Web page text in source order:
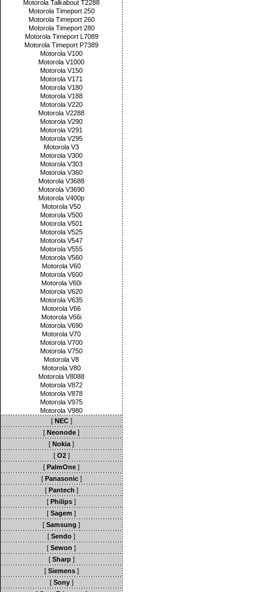
Motorola Talkabout T2288
Motorola Timeport 250
Motorola Timeport 260
Motorola Timeport 280
Motorola Timeport L7089
Motorola Timeport P7389
Motorola V100
Motorola V1000
Motorola V150
Motorola V171
Motorola V180
Motorola V188
Motorola V220
Motorola V2288
Motorola V290
Motorola V291
Motorola V295
Motorola V3
Motorola V300
Motorola V303
Motorola V360
Motorola V3688
Motorola V3690
Motorola V400p
Motorola V50
Motorola V500
Motorola V501
Motorola V525
Motorola V547
Motorola V555
Motorola V560
Motorola V60
Motorola V600
Motorola V60i
Motorola V620
Motorola V635
Motorola V66
Motorola V66i
Motorola V690
Motorola V70
Motorola V700
Motorola V750
Motorola V8
Motorola V80
Motorola V8088
Motorola V872
Motorola V878
Motorola V975
Motorola V980
[ NEC]
[ Neonode ]
[ Nokia ]
[ O2]
[ PalmOne ]
[ Panasonic]
[ Pantech ]
[ Philips ]
[ Sagem ]
[ Samsung ]
[ Sendo ]
[ Sewon ]
[ Sharp]
[ Siemens]
[ Sony]